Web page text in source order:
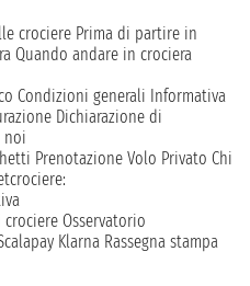
crociere Prima di partire in
Quando andare in crociera
Condizioni generali Informativa
Dichiarazione di
noi
Prenotazione Volo Privato Chi
crociere Osservatorio
Klarna Rassegna stampa